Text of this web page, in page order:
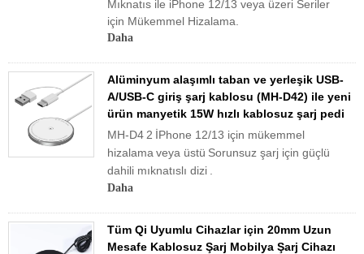
Mıknatıs ile iPhone 12/13 veya üzeri Seriler
için Mükemmel Hizalama.
Daha
Alüminyum alaşımlı taban ve yerleşik USB-
A/USB-C giriş şarj kablosu (MH-D42) ile yeni
ürün manyetik 15W hızlı kablosuz şarj pedi
MH-D4 2 İPhone 12/13 için mükemmel
hizalama veya üstü Sorunsuz şarj için güçlü
dahili mıknatıslı dizi
Daha
Tüm Qi Uyumlu Cihazlar için 20mm Uzun
Mesafe Kablosuz Şarj Mobilya Şarj Cihazı